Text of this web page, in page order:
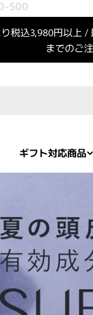
税込3,980円以上
までのご
ギフト対応商品
好評につき詰